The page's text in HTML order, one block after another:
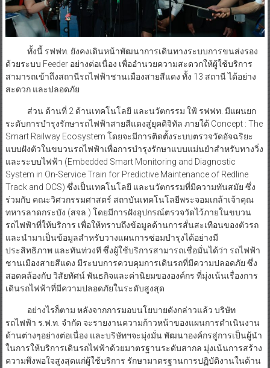
ทั้งนี้ รฟฟท. ยังคงเดินหน้าพัฒนาการเดินทางระบบการขนส่งรอง
ด้วยระบบ Feeder อย่างต่อเนื่อง เพื่ออำนวยความสะดวกให้ผู้ใช้บริการ
สามารถเข้าถึงสถานีรถไฟฟ้าชานเมืองสายสีแดง ทั้ง 13 สถานี ได้อย่าง
สะดวก และปลอดภัย
ส่วน ด้านที่ 2 ด้านเทคโนโลยี และนวัตกรรม ใฟ้ รฟฟท. มีแผนยก
ระดับการบำรุงรักษารถไฟฟ้าสายสีแดงสู่ยุคดิจิทัล ภายใต้ Concept : The
Smart Railway Ecosystem โดยจะมีการติดตั้งระบบตรวจวัดอัจฉริยะ
แบบฝังตัวในขบวนรถไฟฟ้าเพื่อการบำรุงรักษาแบบแม่นยำสำหรับทางวิ่ง
และระบบไฟฟ้า (Embedded Smart Monitoring and Diagnostic
System in On-Service Train for Predictive Maintenance of Redline
Track and OCS) ซึ่งเป็นเทคโนโลยี และนวัตกรรมที่มีความทันสมัย ซึ่ง
ร่วมกับ คณะวิศวกรรมศาสตร์ สถาบันเทคโนโลยีพระจอมเกล้าเจ้าคุณ
ทหารลาดกระบัง (สจล.) โดยมีการฝังอุปกรณ์ตรวจวัดไว้ภายในขบวน
รถไฟฟ้าที่ให้บริการ เพื่อให้ทราบถึงข้อมูลด้านการสั่นสะเทือนของตัวรถ
และนำมาเป็นข้อมูลสำหรับวางแผนการซ่อมบำรุงได้อย่างมี
ประสิทธิภาพ และทันท่วงที ซึ่งผู้ใช้บริการสามารถเชื่อมั่นได้ว่า รถไฟฟ้า
ชานเมืองสายสีแดง มีระบบการควบคุมการเดินรถที่มีความปลอดภัย ซึ่ง
สอดคล้องกับ วิสัยทัศน์ พันธกิจและค่านิยมขององค์กร ที่มุ่งเน้นเรื่องการ
เดินรถไฟฟ้าที่มีความปลอดภัยในระดับสูงสุด
อย่างไรก็ตาม หลังจากการมอบนโยบายดังกล่าวแล้ว บริษัท
รถไฟฟ้า ร.ฟ.ท. จำกัด จะรายงานความก้าวหน้าของแผนการดำเนินงาน
ด้านต่างๆอย่างต่อเนื่อง และบริษัทฯจะมุ่งมั่น พัฒนาองค์กรสู่การเป็นผู้นำ
ในการให้บริการเดินรถไฟฟ้าด้วยมาตรฐานระดับสากล มุ่งเน้นการสร้าง
ความพึงพอใจสูงสุดแก่ผู้ใช้บริการ รักษามาตรฐานการปฏิบัติงานในด้าน